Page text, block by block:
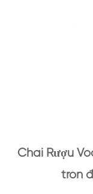
Chai Rượu
tròn